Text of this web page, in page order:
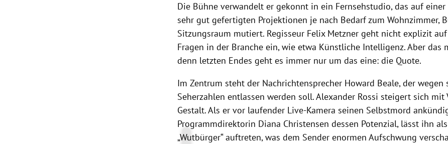
Die Bühne verwandelt er gekonnt in ein Fernsehstudio, das auf
sehr gut gefertigten Projektionen je nach Bedarf zum Wohnzimmer,
Sitzungsraum mutiert. Regisseur Felix Metzner geht nicht explizit
Fragen in der Branche ein, wie etwa Künstliche Intelligenz. Aber das
denn letzten Endes geht es immer nur um das eine: die Quote.
Im Zentrum steht der Nachrichtensprecher Howard Beale, der wegen
Seherzahlen entlassen werden soll. Alexander Rossi steigert sich mit
Gestalt. Als er vor laufender Live-Kamera seinen Selbstmord
Programmdirektorin Diana Christensen dessen Potenzial, lässt ihn
„Wutbürger“ auftreten, was dem Sender enormen Aufschwung